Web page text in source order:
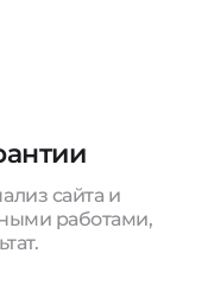
сайта и
работами,